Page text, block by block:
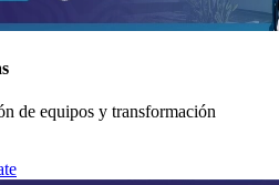
de equipos y transformación